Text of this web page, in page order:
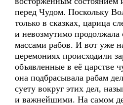
перед Чудом. Поскольку
только в сказках, царица
и невозмутимо продолжала
массами рабов. И вот уже
церемониях происходили
объявленные в её царстве
она подбрасывала рабам
суету вокруг этих дел,
и важнейшими. На самом